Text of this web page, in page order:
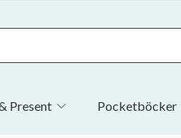
Present Pocketböcker